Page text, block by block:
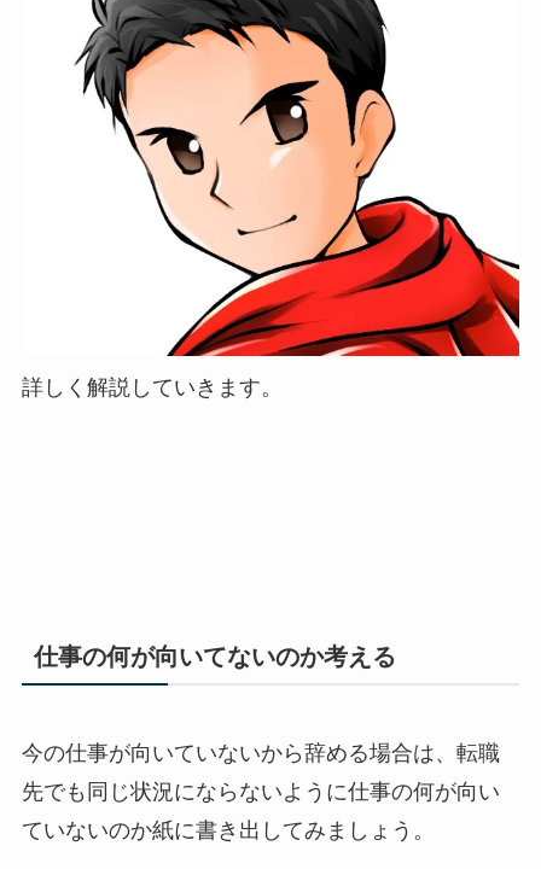
詳しく解説していきます。
仕事の何が向いてないのか考える
今の仕事が向いていないから辞める場合は、 転職
先でも同じ状況にならないように仕事の何が向い
ていないのか紙に書き出してみましょう。